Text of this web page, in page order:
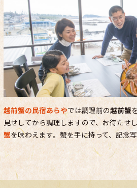
越前蟹の民宿あらやでは調理前の越前蟹
見せしてから調理しますので、お待たせし
蟹を味わえます。蟹を手に持って、記念